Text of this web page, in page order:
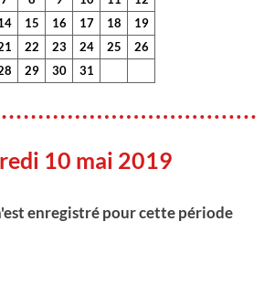
15 16 17 18
19
22 23 24 25
26
29 30 31
10 mai 2019
enregistré pour cette période